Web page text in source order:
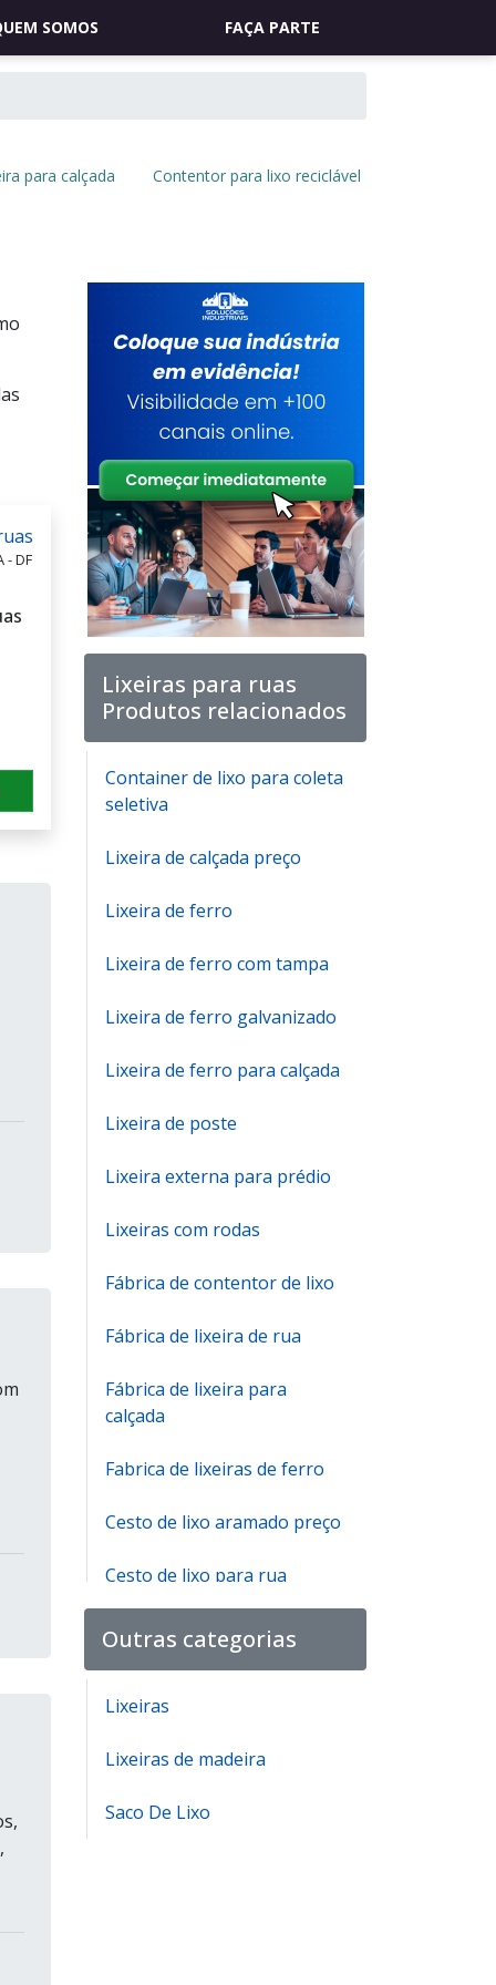
SOMOS FAÇA PARTE
para calçada Contentor para lixo reciclável
- DF
Lixeiras para ruas
Produtos relacionados
Container de lixo para coleta
seletiva
Lixeira de calçada preço
Lixeira de ferro
Lixeira de ferro com tampa
Lixeira de ferro galvanizado
Lixeira de ferro para calçada
Lixeira de poste
Lixeira externa para prédio
Lixeiras com rodas
Fábrica de contentor de lixo
Fábrica de lixeira de rua
Fábrica de lixeira para
calçada
Fabrica de lixeiras de ferro
Cesto de lixo aramado preço
Cesto de lixo para rua
Cesto de lixo para rua preço
galvanizada
Lixeira para calçada grande
Lixeira para calçada em
Outras categorias
Lixeiras
Lixeiras de madeira
Saco De Lixo